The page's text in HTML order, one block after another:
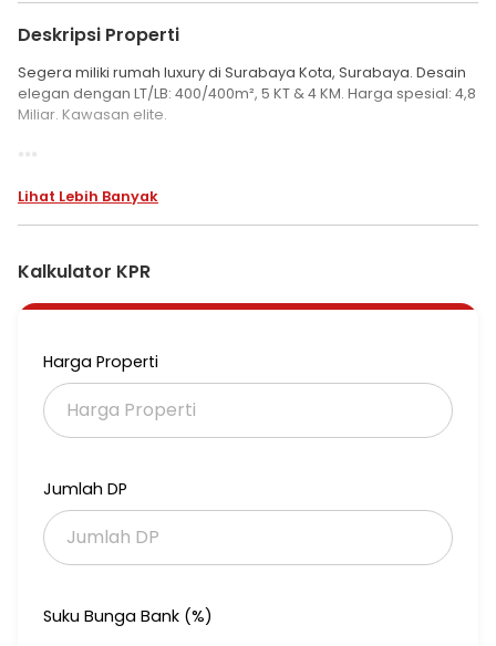
Deskripsi Properti
Segera miliki rumah luxury di Surabaya Kota, Surabaya. Desain
elegan dengan LT/LB: 400/400m², 5 KT & 4 KM. Harga spesial: 4,8
Miliar. Kawasan elite.
***
Dapatkan rumah 2 lantai yang modern ini, dijual dengan
pemandangan permukiman warga yang menambah nilai
estetika di lingkungan hunian. Rumah ini berada di wilayah
Spesifikasi Utama Properti:
- Kamar Tidur: 5
- Daya Listrik: 9500 W
- Arah Bangunan: Menghadap Timur
- Kondisi Perabotan: Semi Furnished
- Wastafel.
Lihat Lebih Banyak
Kalkulator KPR
Harga Properti
Jumlah DP
Suku Bunga Bank (%)